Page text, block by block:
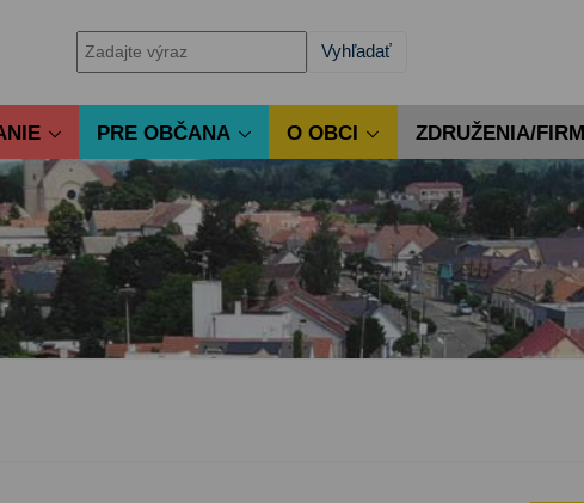
PRE OBČANA O OBCI ZDRUŽENIA/